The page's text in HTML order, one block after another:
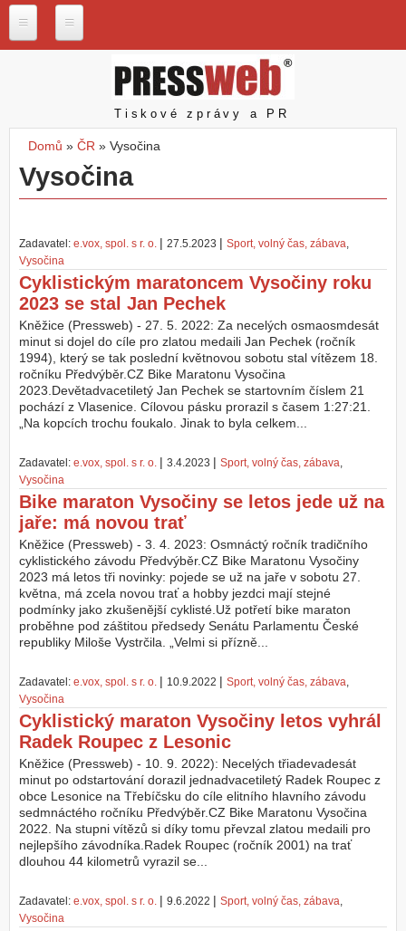
P
e
b
.
c
N
a
š
e
s
l
u
ž
b
y
l
o
ž
i
t
ú
č
e
t
Pressweb
Tiskové zprávy a PR
Jste zde
Domů » ČR » Vysočina
Vysočina
Zadavatel: e.vox, spol. s r. o. | 27.5.2023 | Sport, volný čas, zábava,
Vysočina
Cyklistickým maratoncem Vysočiny roku
2023 se stal Jan Pechek
Kněžice (Pressweb) - 27. 5. 2022: Za necelých osmaosmdesát
minut si dojel do cíle pro zlatou medaili Jan Pechek (ročník
1994), který se tak poslední květnovou sobotu stal vítězem 18.
ročníku Předvýběr.CZ Bike Maratonu Vysočina
2023.Devětadvacetiletý Jan Pechek se startovním číslem 21
pochází z Vlasenice. Cílovou pásku prorazil s časem 1:27:21.
„Na kopcích trochu foukalo. Jinak to byla celkem...
Zadavatel: e.vox, spol. s r. o. | 3.4.2023 | Sport, volný čas, zábava,
Vysočina
Bike maraton Vysočiny se letos jede už na
jaře: má novou trať
Kněžice (Pressweb) - 3. 4. 2023: Osmnáctý ročník tradičního
cyklistického závodu Předvýběr.CZ Bike Maratonu Vysočiny
2023 má letos tři novinky: pojede se už na jaře v sobotu 27.
května, má zcela novou trať a hobby jezdci mají stejné
podmínky jako zkušenější cyklisté.Už potřetí bike maraton
proběhne pod záštitou předsedy Senátu Parlamentu České
republiky Miloše Vystrčila. „Velmi si přízně...
Zadavatel: e.vox, spol. s r. o. | 10.9.2022 | Sport, volný čas, zábava,
Vysočina
Cyklistický maraton Vysočiny letos vyhrál
Radek Roupec z Lesonic
Kněžice (Pressweb) - 10. 9. 2022): Necelých třiadevadesát
minut po odstartování dorazil jednadvacetiletý Radek Roupec z
obce Lesonice na Třebíčsku do cíle elitního hlavního závodu
sedmnáctého ročníku Předvýběr.CZ Bike Maratonu Vysočina
2022. Na stupni vítězů si díky tomu převzal zlatou medaili pro
nejlepšího závodníka.Radek Roupec (ročník 2001) na trať
dlouhou 44 kilometrů vyrazil se...
Zadavatel: e.vox, spol. s r. o. | 9.6.2022 | Sport, volný čas, zábava,
Vysočina